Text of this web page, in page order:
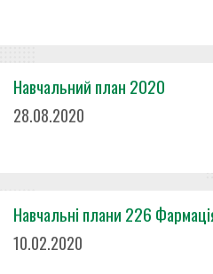
Навчальний план 2020
28.08.2020
Навчальні плани 226
10.02.2020